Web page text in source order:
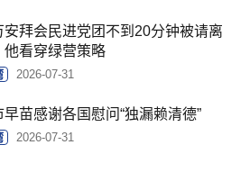
安拜会民进党团不到20分钟被请离
他看穿绿营策略
2026-07-31
早苗感谢各国慰问“独漏赖清德”
2026-07-31